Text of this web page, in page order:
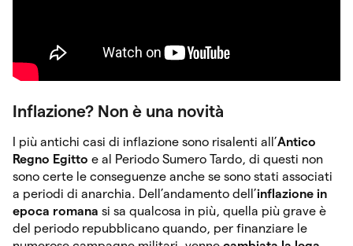
Inflazione? Non è una novità
I più antichi casi di inflazione sono risalenti all’Antico
Regno Egitto e al Periodo Sumero Tardo, di questi non
sono certe le conseguenze anche se sono stati associati
a periodi di anarchia. Dell’andamento dell’inflazione in
epoca romana si sa qualcosa in più, quella più grave è
del periodo repubblicano quando, per finanziare le